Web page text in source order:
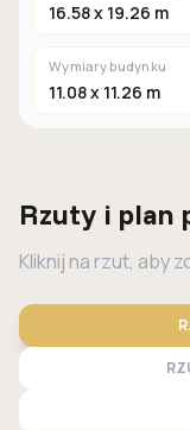
16.58 x 19.26 m
Wymiary budynku
11.08 x 11.26 m
Rzuty i plan
Kliknij na rzut, aby